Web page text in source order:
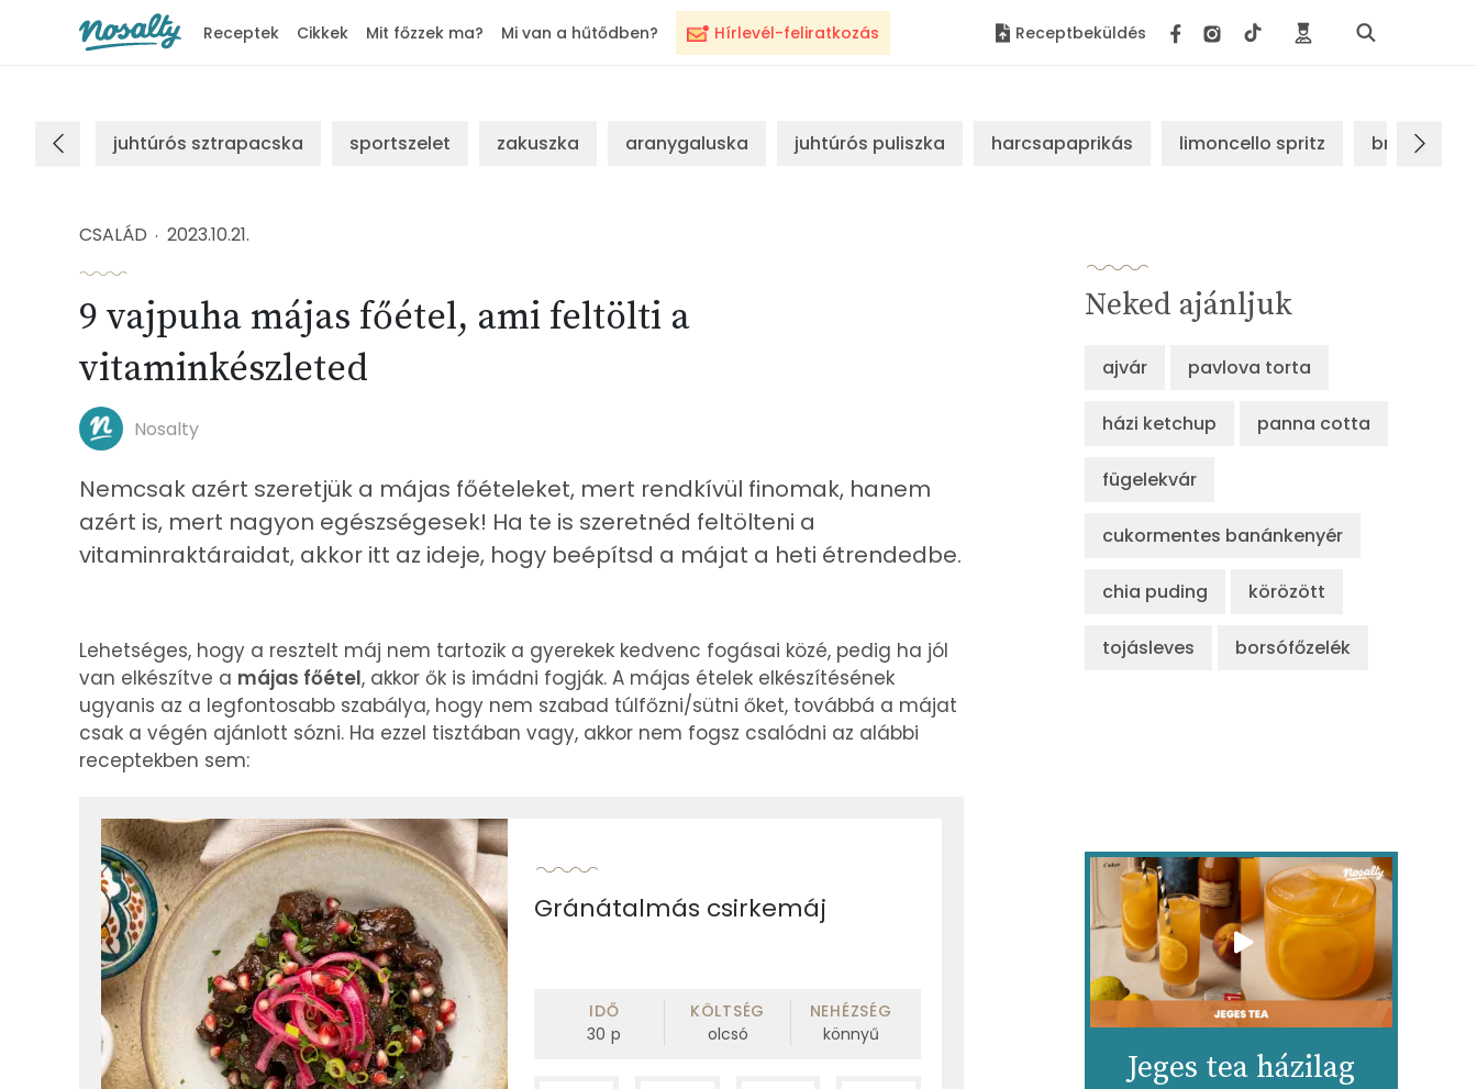
Hírlevél-feliratkozás
Receptek Cikkek Mit főzzek ma? Mi van a hűtődben? Receptbeküldés
juhtúrós sztrapacska sportszelet zakuszka aranygaluska juhtúrós puliszka harcsapaprikás limoncello spritz brassói
CSALÁD 2023.10.21.
9 vajpuha májas főétel, ami feltölti a
vitaminkészleted
Nosalty
Nemcsak azért szeretjük a májas főételeket, mert rendkívül finomak, hanem
azért is, mert nagyon egészségesek! Ha te is szeretnéd feltölteni a
vitaminraktáraidat, akkor itt az ideje, hogy beépítsd a májat a heti étrendedbe.
Lehetséges, hogy a resztelt máj nem tartozik a gyerekek kedvenc fogásai közé, pedig ha jól
van elkészítve a májas főétel, akkor ők is imádni fogják. A májas ételek elkészítésének
ugyanis az a legfontosabb szabálya, hogy nem szabad túlfőzni/sütni őket, továbbá a májat
csak a végén ajánlott sózni. Ha ezzel tisztában vagy, akkor nem fogsz csalódni az alábbi
receptekben sem:
Gránátalmás csirkemáj
IDŐ
30 p
KÖLTSÉG
olcsó
NEHÉZSÉG
könnyű
Neked ajánljuk
ajvár pavlova torta
házi ketchup panna cotta
fügelekvár
cukormentes banánkenyér
chia puding körözött
tojásleves borsófőzelék
Jeges tea házilag